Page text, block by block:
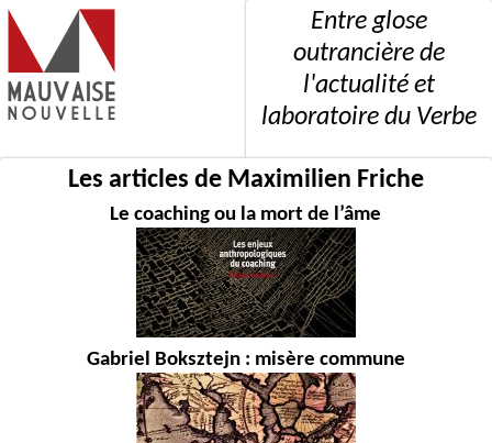
Entre glose
outrancière de
l'actualité et
laboratoire du Verbe
Les articles de Maximilien Friche
Le coaching ou la mort de l’âme
Gabriel Boksztejn : misère commune